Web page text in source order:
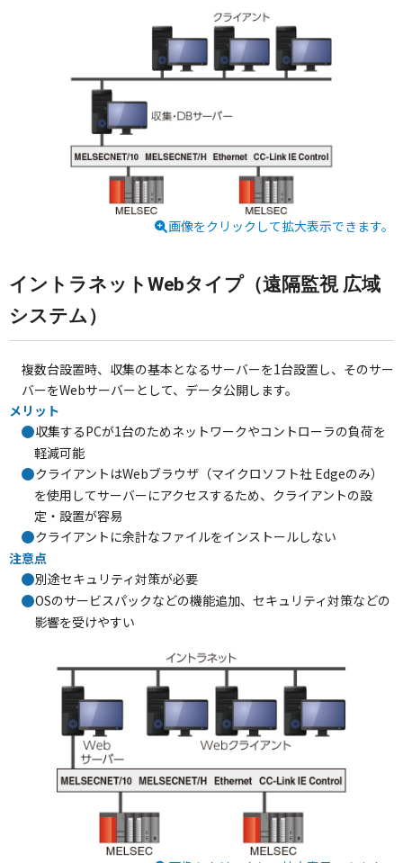
画像をクリックして拡大表示できます。
イントラネットWebタイプ（遠隔監視 広域
システム）
複数台設置時、収集の基本となるサーバーを1台設置し、そのサー
バーをWebサーバーとして、データ公開します。
メリット
収集するPCが1台のためネットワークやコントローラの負荷を
軽減可能
クライアントはWebブラウザ（マイクロソフト社 Edgeのみ）
を使用してサーバーにアクセスするため、クライアントの設
定・設置が容易
クライアントに余計なファイルをインストールしない
注意点
別途セキュリティ対策が必要
OSのサービスパックなどの機能追加、セキュリティ対策などの
影響を受けやすい